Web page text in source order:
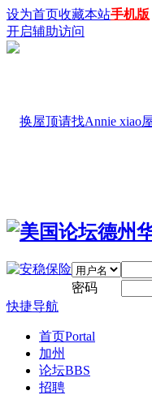
设为首页收藏本站手机版
开启辅助访问
密码
快捷导航
首页Portal
加州
论坛BBS
招聘